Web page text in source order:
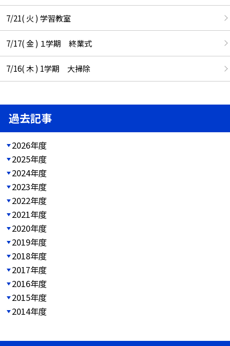
7/21( 火 ) 学習教室
7/17( 金 ) １学期 終業式
7/16( 木 ) 1学期 大掃除
過去記事
2026年度
2025年度
2024年度
2023年度
2022年度
2021年度
2020年度
2019年度
2018年度
2017年度
2016年度
2015年度
2014年度